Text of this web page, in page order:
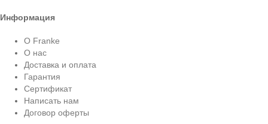
Информация
О Franke
О нас
Доставка и оплата
Гарантия
Сертификат
Написать нам
Договор оферты